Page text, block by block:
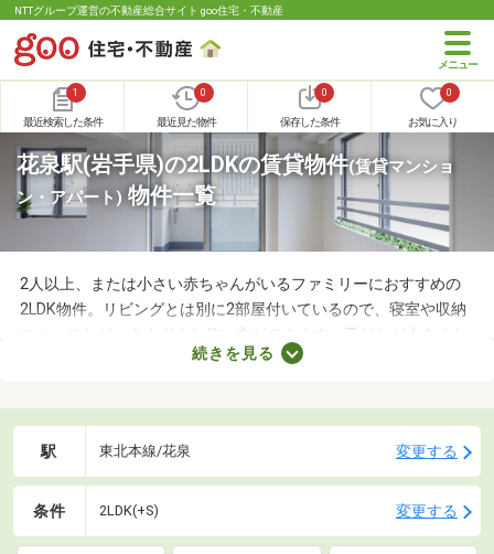
NTTグループ運営の不動産総合サイト goo住宅・不動産
1
最近検索した条件
0
最近見た物件
0
保存した条件
0
お気に入り
花泉駅(岩手県)の2LDKの賃貸物件(賃貸マンショ
ン・アパート) 物件一覧
2人以上、または小さい赤ちゃんがいるファミリーにおすすめの
2LDK物件。リビングとは別に2部屋付いているので、寝室や収納
スペースなど、さまざまな使い方ができます。子どもが大きくな
れば子ども部屋にもできるので、長く住めることも魅力です。こ
チェックして、希望にぴったりな物件を見つけましょう。
続きを見る
駅 東北本線/花泉 変更する
条件 2LDK(+S) 変更する